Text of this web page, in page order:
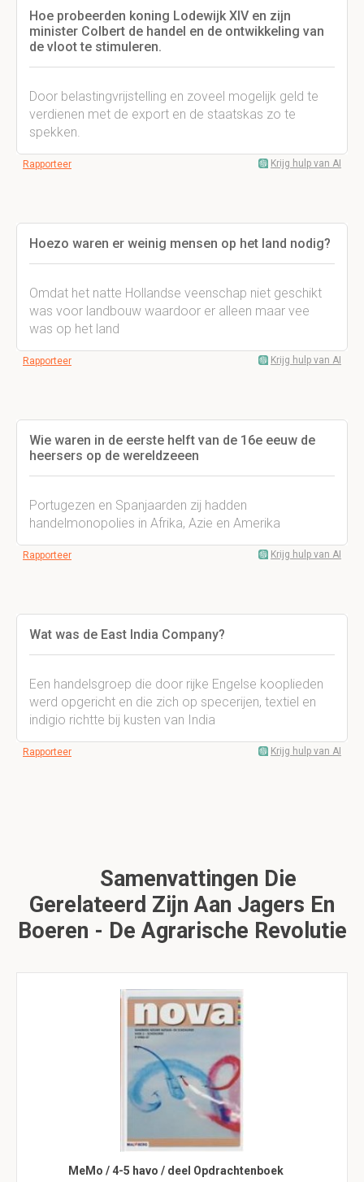
Hoe probeerden koning Lodewijk XIV en zijn
minister Colbert de handel en de ontwikkeling van
de vloot te stimuleren.
Door belastingvrijstelling en zoveel mogelijk geld te
verdienen met de export en de staatskas zo te
spekken.
Rapporteer Krijg hulp van AI
Hoezo waren er weinig mensen op het land nodig?
Omdat het natte Hollandse veenschap niet geschikt
was voor landbouw waardoor er alleen maar vee
was op het land
Rapporteer Krijg hulp van AI
Wie waren in de eerste helft van de 16e eeuw de
heersers op de wereldzeeen
Portugezen en Spanjaarden zij hadden
handelmonopolies in Afrika, Azie en Amerika
Rapporteer Krijg hulp van AI
Wat was de East India Company?
Een handelsgroep die door rijke Engelse kooplieden
werd opgericht en die zich op specerijen, textiel en
indigio richtte bij kusten van India
Rapporteer Krijg hulp van AI
Samenvattingen Die
Gerelateerd Zijn Aan Jagers En
Boeren - De Agrarische Revolutie
MeMo / 4-5 havo / deel Opdrachtenboek